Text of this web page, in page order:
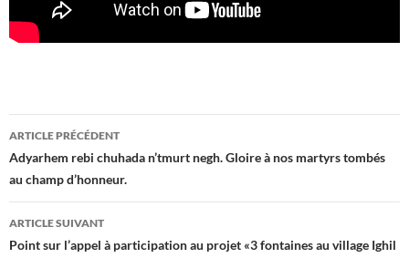
Navigation
des
articles
ARTICLE PRÉCÉDENT
Adyarhem rebi chuhada n’tmurt negh. Gloire à nos martyrs tombés
au champ d’honneur.
ARTICLE SUIVANT
Point sur l’appel à participation au projet «3 fontaines au village Ighil